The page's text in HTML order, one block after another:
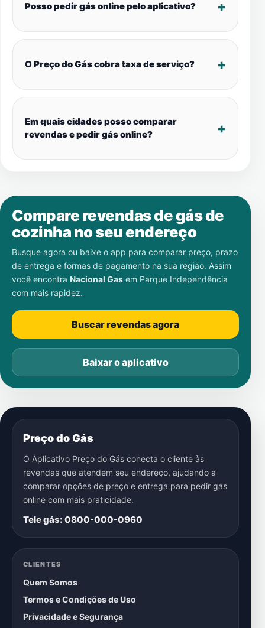
Posso pedir gás online pelo aplicativo?
O Preço do Gás cobra taxa de serviço?
Em quais cidades posso comparar
revendas e pedir gás online?
Compare revendas de gás de
cozinha no seu endereço
Busque agora ou baixe o app para comparar preço, prazo
de entrega e formas de pagamento na sua região. Assim
você encontra Nacional Gas em Parque Independência
com mais rapidez.
Buscar revendas agora
Baixar o aplicativo
Preço do Gás
O Aplicativo Preço do Gás conecta o cliente às
revendas que atendem seu endereço, ajudando a
comparar opções de preço e entrega para pedir gás
online com mais praticidade.
Tele gás: 0800-000-0960
CLIENTES
Quem Somos
Termos e Condições de Uso
Privacidade e Segurança